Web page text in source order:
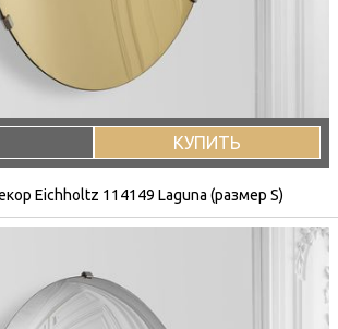
КУПИТЬ
Eichholtz 114149 Laguna (размер S)